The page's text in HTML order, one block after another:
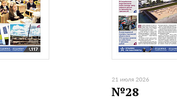
21 июля 2026
№28